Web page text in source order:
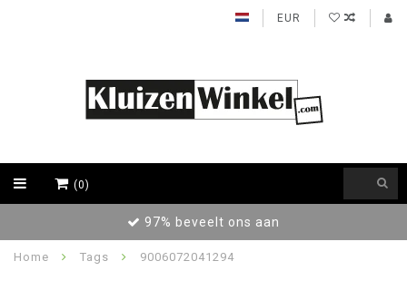
EUR
(0)
97% beveelt ons aan
Home Tags 9006072041294